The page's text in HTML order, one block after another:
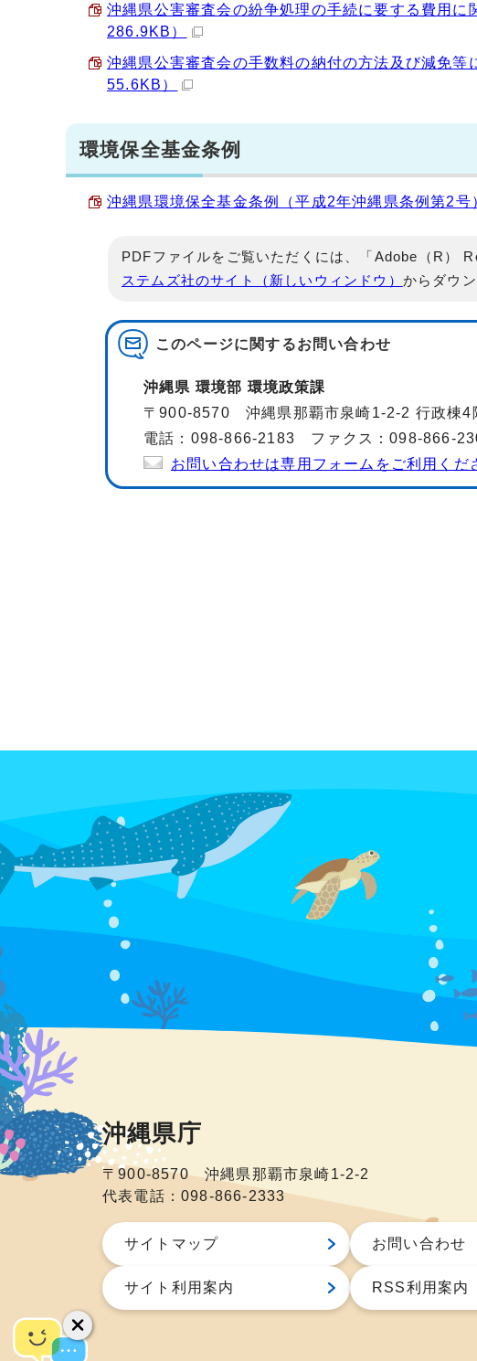
沖縄県公害審査会の紛争処理の手続に要する費用
286.9KB）
沖縄県公害審査会の手数料の納付の方法及び減免
55.6KB）
環境保全基金条例
沖縄県環境保全基金条例（平成2年沖縄県条例第2号
PDFファイルをご覧いただくには、「Adobe（R）
ステムズ社のサイト（新しいウィンドウ） からダウ
このページに関するお問い合わせ
沖縄県 環境部 環境政策課
〒900-8570 沖縄県那覇市泉崎1-2-2 行政棟4
電話：098-866-2183 ファクス：098-866-
お問い合わせは専用フォームをご利用くだ
沖縄県庁
〒900-8570 沖縄県那覇市泉崎1-2-2
代表電話：098-866-2333
サイトマップ お問い合わせ
サイト利用案内 RSS利用案内